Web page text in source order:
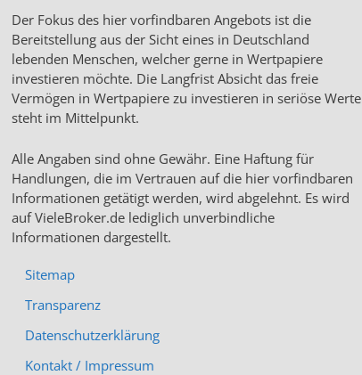
Der Fokus des hier vorfindbaren Angebots ist die
Bereitstellung aus der Sicht eines in Deutschland
lebenden Menschen, welcher gerne in Wertpapiere
investieren möchte. Die Langfrist Absicht das freie
Vermögen in Wertpapiere zu investieren in seriöse Werte
steht im Mittelpunkt.
Alle Angaben sind ohne Gewähr. Eine Haftung für
Handlungen, die im Vertrauen auf die hier vorfindbaren
Informationen getätigt werden, wird abgelehnt. Es wird
auf VieleBroker.de lediglich unverbindliche
Informationen dargestellt.
Sitemap
Transparenz
Datenschutzerklärung
Kontakt / Impressum